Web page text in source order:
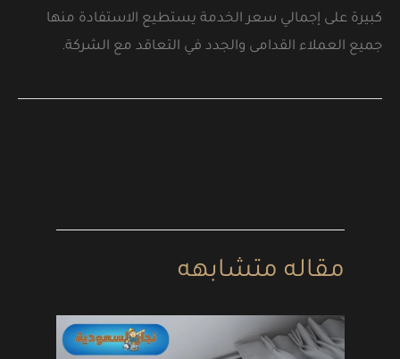
كبيرة على إجمالي سعر الخدمة يستطيع الاستفادة منها
جميع العملاء القدامى والجدد في التعاقد مع الشركة.
مقاله متشابهه